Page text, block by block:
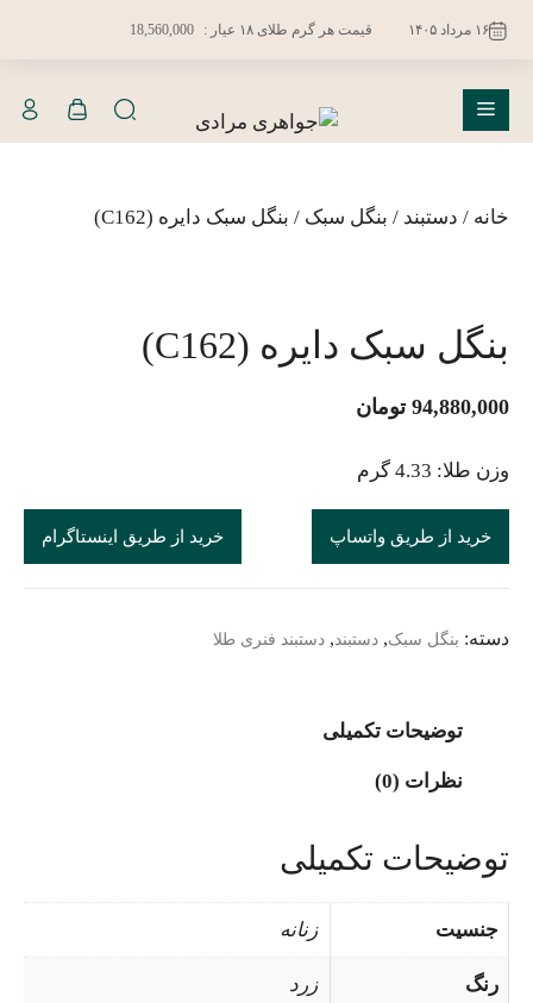
۱۶ مرداد ۱۴۰۵ قیمت هر گرم طلای ۱۸ عیار : 18,560,000
فهرست
خانه / دستبند / بنگل سبک / بنگل سبک دایره (C162)
بنگل سبک دایره (C162)
94,880,000 تومان
وزن طلا: 4.33 گرم
خرید از طریق واتساپ خرید از طریق اینستاگرام
دسته: بنگل سبک, دستبند, دستبند فنری طلا
توضیحات تکمیلی
نظرات (0)
توضیحات تکمیلی
جنسیت زنانه
رنگ زرد